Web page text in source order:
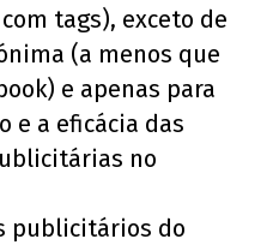
tags), exceto de
(a menos que
e apenas para
e a eficácia das
no
publicitários do